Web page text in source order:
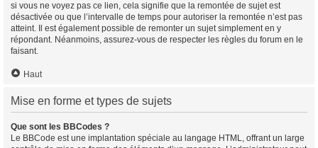
si vous ne voyez pas ce lien, cela signifie que la remontée de sujet est
désactivée ou que l’intervalle de temps pour autoriser la remontée n’est pas
atteint. Il est également possible de remonter un sujet simplement en y
répondant. Néanmoins, assurez-vous de respecter les règles du forum en le
faisant.
Haut
Mise en forme et types de sujets
Que sont les BBCodes ?
Le BBCode est une implantation spéciale au langage HTML, offrant un large